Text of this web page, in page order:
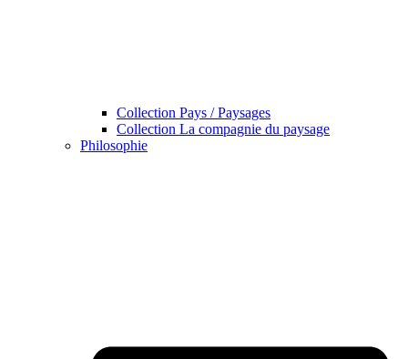
Collection Pays / Paysages
Collection La compagnie du paysage
Philosophie